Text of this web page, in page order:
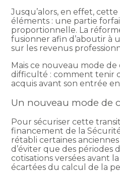
Jusqu’alors, en effet,
éléments : une partie
proportionnelle. La
fusionner afin d’aboutir à
sur les revenus
Mais ce nouveau mode
difficulté : comment tenir
acquis avant son entrée
Un nouveau mode de
Pour sécuriser cette
financement de la
rétabli certaines anciennes
d’éviter que des périodes
cotisations versées avant
écartées du calcul de la